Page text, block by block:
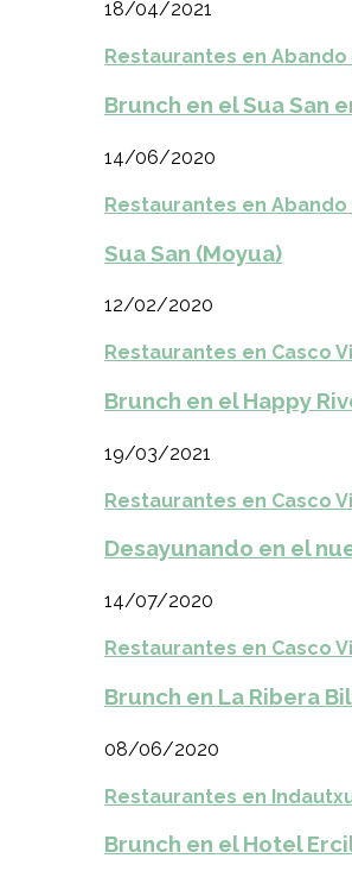
18/04/2021
Restaurantes en Abando
Brunch en el Sua San
14/06/2020
Restaurantes en Abando
Sua San (Moyua)
12/02/2020
Restaurantes en Casco
Brunch en el Happy
19/03/2021
Restaurantes en Casco
Desayunando en el
14/07/2020
Restaurantes en Casco
Brunch en La Ribera
08/06/2020
Restaurantes en
Brunch en el Hotel